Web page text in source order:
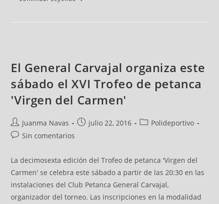
El General Carvajal organiza este
sábado el XVI Trofeo de petanca
'Virgen del Carmen'
Juanma Navas julio 22, 2016
Polideportivo
Sin comentarios
La decimosexta edición del Trofeo de petanca 'Virgen del
Carmen' se celebra este sábado a partir de las 20:30 en las
instalaciones del Club Petanca General Carvajal,
organizador del torneo. Las inscripciones en la modalidad